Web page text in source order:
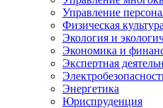
Управление
Физическая
Экология и
Экономика и
Экспертная
Энергетика
Юриспруденция